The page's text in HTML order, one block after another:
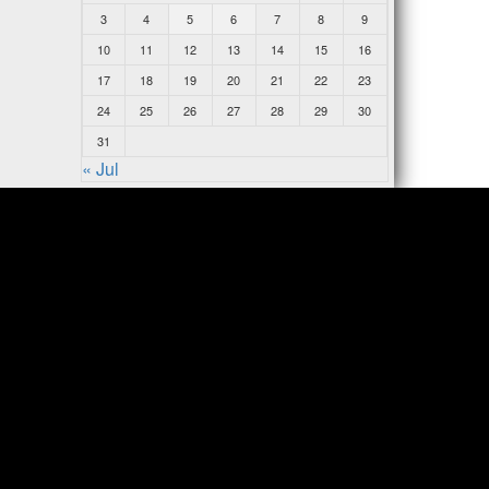
3
4 5 6 7 8
9
10
11 12 13 14 15
16
17
18 19 20 21 22
23
24
25 26 27 28 29
30
31
« Jul